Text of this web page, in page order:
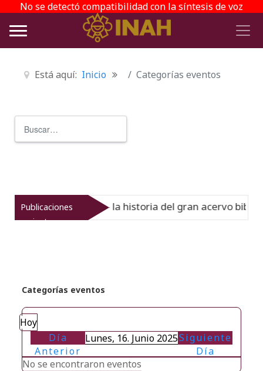
No se detectó compatibilidad con la síntesis de voz
Está aquí: Inicio Categorías eventos
Publicaciones
recientes
Virreinato muestra la historia del gran acervo
Categorías eventos
Hoy
Día
Anterior
Lunes, 16. Junio 2025Siguiente
Día
No se encontraron eventos